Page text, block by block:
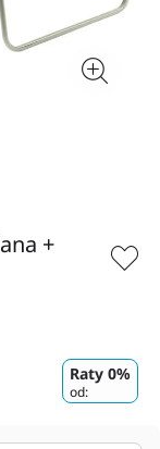
+
Raty 0%
od: